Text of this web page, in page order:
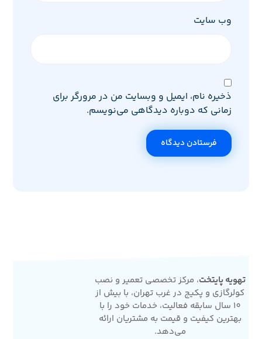
وب‌ سایت
ذخیره نام، ایمیل و وبسایت من در مرورگر برای
زمانی که دوباره دیدگاهی می‌نویسم.
فرستادن دیدگاه
تهویه پایتخت، مرکز تخصصی تعمیر و نصب
کولرگازی و پکیج در غرب تهران، با بیش از
10 سال سابقه فعالیت، خدمات خود را با
بهترین کیفیت و قیمت به مشتریان ارائه
می‌دهد.